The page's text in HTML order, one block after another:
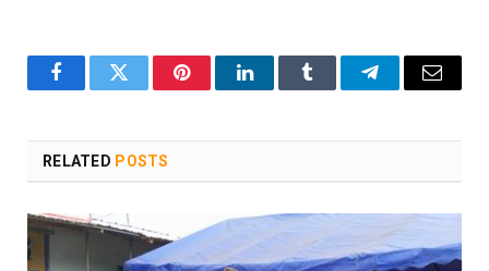
FacebookTwitter PinterestLinkedInTumblr TelegramEmail
RELATED POSTS